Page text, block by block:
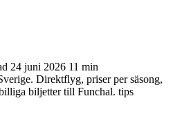
24 juni 2026 11 min
Direktflyg, priser per säsong,
biljetter till Funchal. tips